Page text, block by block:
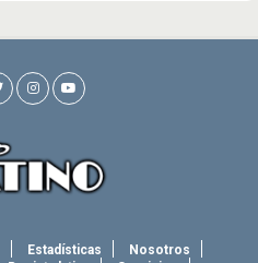
Estadísticas
Nosotros